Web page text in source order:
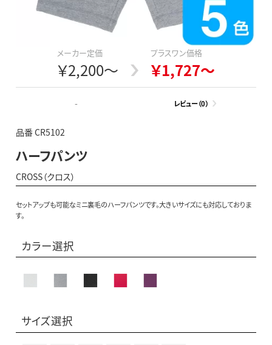
メーカー定価
￥2,200～
プラスワン価格
￥1,727～
- レビュー（0）
品番 CR5102
ハーフパンツ
CROSS（クロス）
セットアップも可能なミニ裏毛のハーフパンツです。大きいサイズにも対応しておりま
す。
カラー選択
サイズ選択